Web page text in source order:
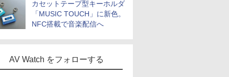
カセットテープ型キーホルダ
「MUSIC TOUCH」に新色。
NFC搭載で音楽配信へ
AV Watch をフォローする